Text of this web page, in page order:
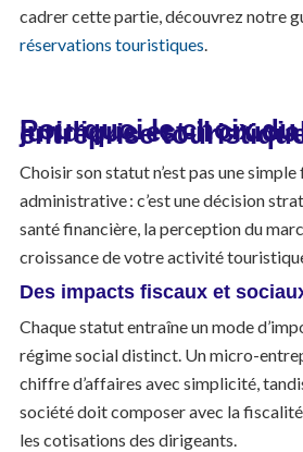
cadrer cette partie, découvrez notre
réservations touristiques.
Pourquoi le choix du statut juridique est-il crucial pour votre entreprise
Choisir son statut n’est pas une
administrative : c’est une décision
santé financière, la perception du
croissance de votre activité
Des impacts fiscaux et
Chaque statut entraîne un mode
régime social distinct. Un micro-
chiffre d’affaires avec simplicité,
société doit composer avec la
les cotisations des dirigeants.